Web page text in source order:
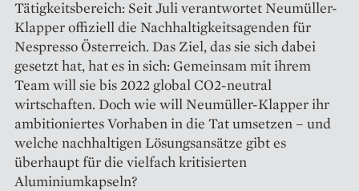
Tätigkeitsbereich: Seit Juli verantwortet Neumüller-
Klapper offiziell die Nachhaltigkeitsagenden für
Nespresso Österreich. Das Ziel, das sie sich dabei
gesetzt hat, hat es in sich: Gemeinsam mit ihrem
Team will sie bis 2022 global CO2-neutral
wirtschaften. Doch wie will Neumüller-Klapper ihr
ambitioniertes Vorhaben in die Tat umsetzen – und
welche nachhaltigen Lösungsansätze gibt es
überhaupt für die vielfach kritisierten
Aluminiumkapseln?